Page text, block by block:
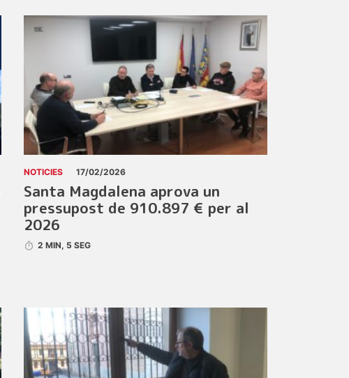
NOTICIES 17/02/2026
Santa Magdalena aprova un
pressupost de 910.897 € per al
2026
2 MIN, 5 SEG